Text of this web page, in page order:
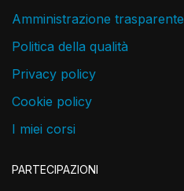
Amministrazione trasparente
Politica della qualità
Privacy policy
Cookie policy
I miei corsi
PARTECIPAZIONI